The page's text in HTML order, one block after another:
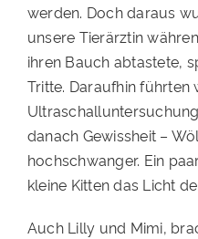
werden. Doch daraus
unsere Tierärztin
ihren Bauch abtastete,
Tritte. Daraufhin führten
danach Gewissheit –
hochschwanger. Ein
kleine Kitten das Licht
Auch Lilly und Mimi,